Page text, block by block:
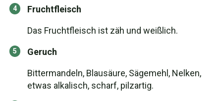
Fruchtfleisch
Das Fruchtfleisch ist zäh und weißlich.
Geruch
Bittermandeln, Blausäure, Sägemehl, Nelken,
etwas alkalisch, scharf, pilzartig.